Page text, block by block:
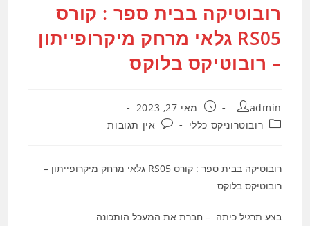
רובוטיקה בבית ספר : קורס
RS05 גלאי מרחק מיקרופייתון
– רובוטיקס בלוקס
מחבר:
admin פורסם:
מאי 27, 2023
קטגוריה:רובוטרוניקס כללי תגובות:אין תגובות
רובוטיקה בבית ספר : קורס RS05 גלאי מרחק מיקרופייתון –
רובוטיקס בלוקס
בצע תרגיל כיתה – חברת את המעכל הותכונה